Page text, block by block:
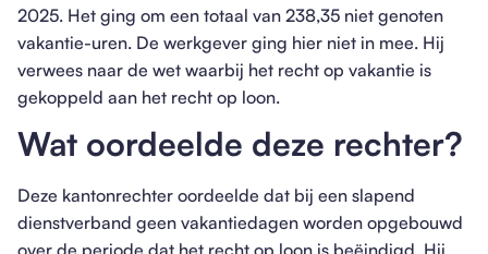
2025. Het ging om een totaal van 238,35 niet genoten
vakantie-uren. De werkgever ging hier niet in mee. Hij
verwees naar de wet waarbij het recht op vakantie is
gekoppeld aan het recht op loon.
Wat oordeelde deze rechter?
Deze kantonrechter oordeelde dat bij een slapend
dienstverband geen vakantiedagen worden opgebouwd
over de periode dat het recht op loon is beëindigd. Hij